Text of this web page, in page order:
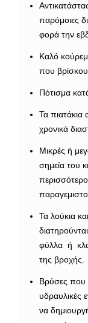
παρόμοιες
φορά την
Καλό
που
Πότισμα
Τα πιατάκια
χρονικά
Μικρές ή
σημεία του
Τα λούκια
φύλλα ή
της βροχής.
Βρύσες που
υδραυλικές
να